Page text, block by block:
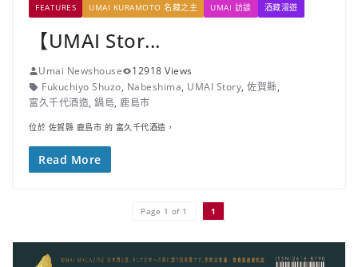
FEATURES UMAI KURAMOTO 名藏之主 UMAI 訪談 酒藏漫遊
【UMAI Stor...
Umai Newshouse
12918 Views
Fukuchiyo Shuzo, Nabeshima, UMAI Story, 佐賀縣,
富久千代酒造, 鍋島, 鹿島市
位於 佐賀縣 鹿島市 的 富久千代酒造，
Read More
Page 1 of 1 1